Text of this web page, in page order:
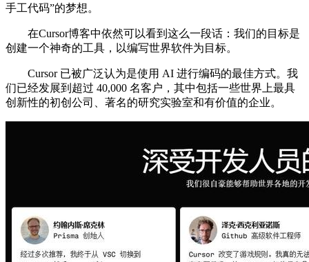
手工代码”的梦想。
在Cursor博客中依然可以看到这么一段话：我们的目标是
创建一个神奇的工具，以编写世界软件为目标。
Cursor 已被广泛认为是使用 AI 进行编码的最佳方式。我
们已经发展到超过 40,000 名客户，其中包括一些世界上最具
创新性的初创公司、著名的研究实验室和有价值的企业。